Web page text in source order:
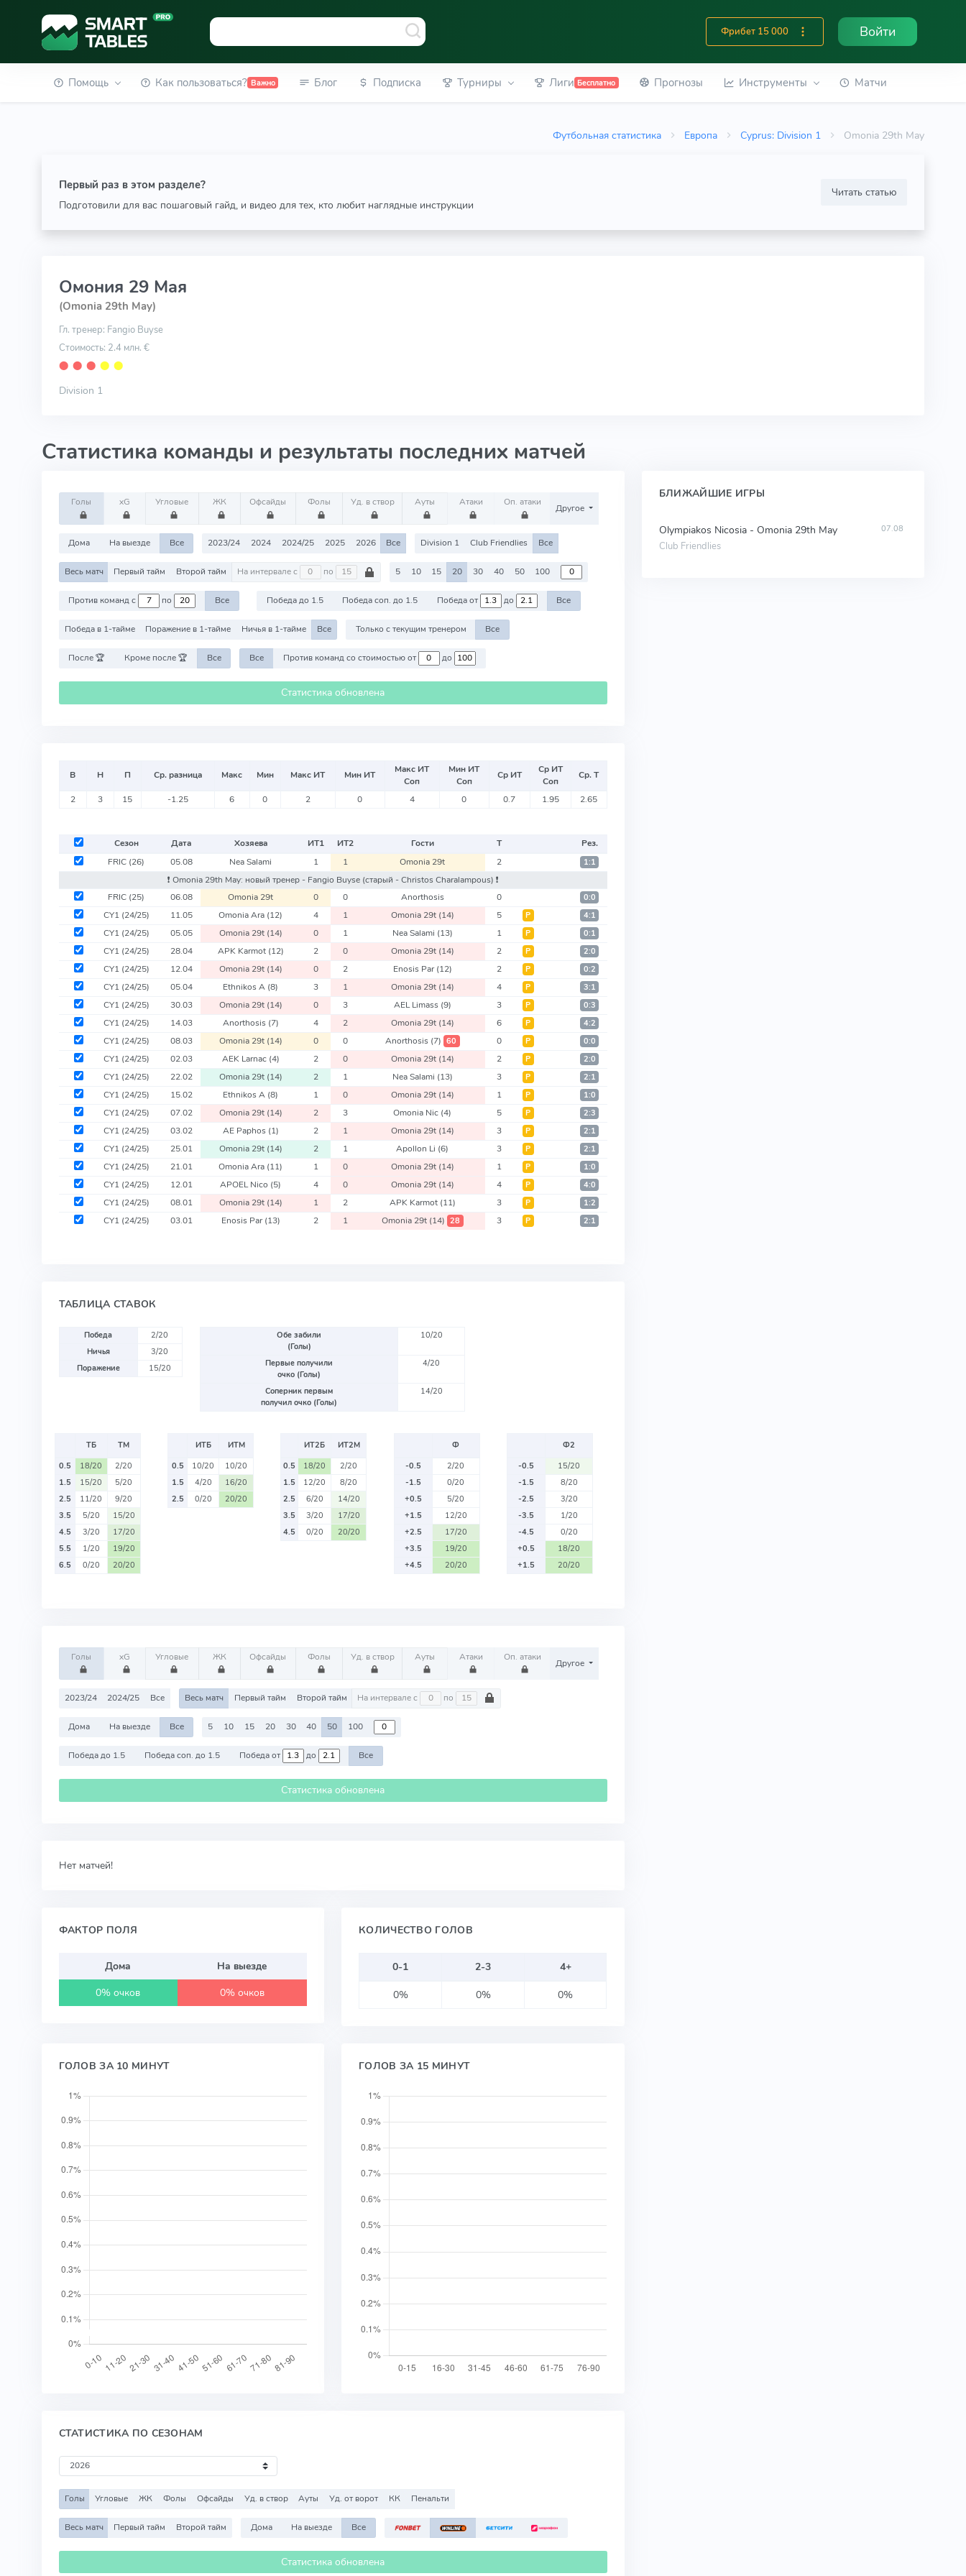
Фрибет 15 000 Войти
Помощь Как пользоваться? Важно Блог Подписка Турниры Лиги Бесплатно Прогнозы Инструменты Матчи
Футбольная статистика Европа Cyprus: Division 1 Omonia 29th May
Первый раз в этом разделе?
Подготовили для вас пошаговый гайд, и видео для тех, кто любит наглядные инструкции
Читать статью
Омония 29 Мая
(Omonia 29th May)
Гл. тренер: Fangio Buyse
Стоимость: 2.4 млн. €
⬤ ⬤ ⬤ ⬤ ⬤
Division 1
Статистика команды и результаты последних матчей
Голы xG Угловые ЖК Офсайды Фолы Уд. в створ Ауты Атаки Оп. атаки
Другое
Дома На выезде Все 2023/24 2024 2024/25 2025 2026 Все Division 1 Club Friendlies Все
Весь матч Первый тайм Второй тайм На интервале с по 5 10 15 20 30 40 50 100
Против команд с по Все Победа до 1.5 Победа соп. до 1.5 Победа от до Все
Победа в 1-тайме Поражение в 1-тайме Ничья в 1-тайме Все Только с текущим тренером Все
После 🏆 Кроме после 🏆 Все Все Против команд со стоимостью от до
Статистика обновлена
В Н П Ср. разница Макс Мин Макс ИТ Мин ИТ
Макс ИТ
Соп
Мин ИТ
Соп
Ср ИТ
Ср ИТ
Соп
Ср. Т
2 3 15 -1.25 6 0 2 0 4 0 0.7 1.95 2.65
Сезон Дата Хозяева ИТ1 ИТ2 Гости Т
Рез.
FRIC (26) 05.08 Nea Salami 1 1 Omonia 29t 2 1:1
❗️ Omonia 29th May: новый тренер - Fangio Buyse (старый - Christos Charalampous) ❗️
FRIC (25) 06.08 Omonia 29t 0 0 Anorthosis 0 0:0
CY1 (24/25) 11.05 Omonia Ara (12) 4 1 Omonia 29t (14) 5 Р 4:1
CY1 (24/25) 05.05 Omonia 29t (14) 0 1 Nea Salami (13) 1 Р 0:1
CY1 (24/25) 28.04 APK Karmot (12) 2 0 Omonia 29t (14) 2 Р 2:0
CY1 (24/25) 12.04 Omonia 29t (14) 0 2 Enosis Par(12) 2 Р 0:2
CY1 (24/25) 05.04 Ethnikos A (8) 3 1 Omonia 29t (14) 4 Р 3:1
CY1 (24/25) 30.03 Omonia 29t (14) 0 3 AEL Limass (9) 3 Р 0:3
CY1 (24/25) 14.03 Anorthosis (7) 4 2 Omonia 29t (14) 6 Р 4:2
CY1 (24/25) 08.03 Omonia 29t (14) 0 0 Anorthosis (7) 60 0 Р 0:0
CY1 (24/25) 02.03 AEK Larnac (4) 2 0 Omonia 29t (14) 2 Р 2:0
CY1 (24/25) 22.02 Omonia 29t (14) 2 1 Nea Salami (13) 3 Р 2:1
CY1 (24/25) 15.02 Ethnikos A (8) 1 0 Omonia 29t (14) 1 Р 1:0
CY1 (24/25) 07.02 Omonia 29t (14) 2 3 Omonia Nic (4) 5 Р 2:3
CY1 (24/25) 03.02 AE Paphos (1) 2 1 Omonia 29t (14) 3 Р 2:1
CY1 (24/25) 25.01 Omonia 29t (14) 2 1 Apollon Li (6) 3 Р 2:1
CY1 (24/25) 21.01 Omonia Ara (11) 1 0 Omonia 29t (14) 1 Р 1:0
CY1 (24/25) 12.01 APOEL Nico (5) 4 0 Omonia 29t (14) 4 Р 4:0
CY1 (24/25) 08.01 Omonia 29t (14) 1 2 APK Karmot (11) 3 Р 1:2
CY1 (24/25) 03.01 Enosis Par(13) 2 1 Omonia 29t (14) 28 3 Р 2:1
ТАБЛИЦА СТАВОК
Победа
2/20
Ничья
3/20
Поражение
15/20
Обе забили
(Голы)
10/20
Первые получили
очко (Голы)
4/20
Соперник первым
получил очко (Голы)
14/20
ТБ
ТМ
0.5
18/20
2/20
1.5
15/20
5/20
2.5
11/20
9/20
3.5
5/20
15/20
4.5
3/20
17/20
5.5
1/20
19/20
6.5
0/20 20/20
ИТБ
ИТМ
0.5
10/20
10/20
1.5
4/20
16/20
2.5
0/20 20/20
ИТ2Б
ИТ2М
0.5
18/20
2/20
1.5
12/20
8/20
2.5
6/20
14/20
3.5
3/20
17/20
4.5
0/20 20/20
Ф
-0.5
2/20
-1.5
0/20
+0.5
5/20
+1.5
12/20
+2.5
17/20
+3.5
19/20
+4.5
20/20
Ф2
-0.5
15/20
-1.5
8/20
-2.5
3/20
-3.5
1/20
-4.5
0/20
+0.5
18/20
+1.5
20/20
Голы xG Угловые ЖК Офсайды Фолы Уд. в створ Ауты Атаки Оп. атаки
Другое
2023/24 2024/25 Все Весь матч Первый тайм Второй тайм На интервале с по
Дома На выезде Все 5 10 15 20 30 40 50 100
Победа до 1.5 Победа соп. до 1.5 Победа от до Все
Статистика обновлена
Нет матчей!
ФАКТОР ПОЛЯ
Дома
На выезде
0% очков
0% очков
КОЛИЧЕСТВО ГОЛОВ
0-1 2-3
4+
0%
0% 0%
ГОЛОВ ЗА 10 МИНУТ ГОЛОВ ЗА 15 МИНУТ
СТАТИСТИКА ПО СЕЗОНАМ
Голы Угловые ЖК Фолы Офсайды Уд. в створ Ауты Уд. от ворот КК Пенальти
Весь матч Первый тайм Второй тайм Дома На выезде Все
Статистика обновлена
БЛИЖАЙШИЕ ИГРЫ
Olympiakos Nicosia - Omonia 29th May
Club Friendlies
07.08